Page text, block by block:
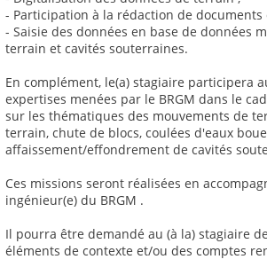
- Participation à la rédaction de documents
- Saisie des données en base de données
terrain et cavités souterraines.
En complément, le(a) stagiaire participera
expertises menées par le BRGM dans le
sur les thématiques des mouvements de
terrain, chute de blocs, coulées d'eaux
affaissement/effondrement de cavités
Ces missions seront réalisées en
ingénieur(e) du BRGM .
Il pourra être demandé au (à la) stagiaire
éléments de contexte et/ou des comptes